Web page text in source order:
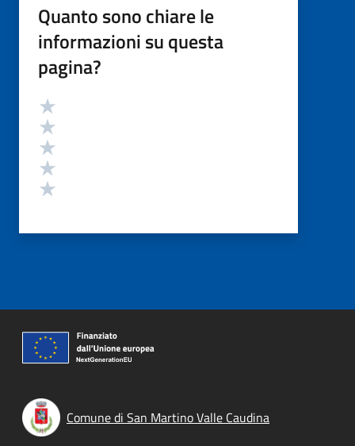
Quanto sono chiare le
informazioni su questa
pagina?
Valutazione
Comune di San Martino Valle Caudina